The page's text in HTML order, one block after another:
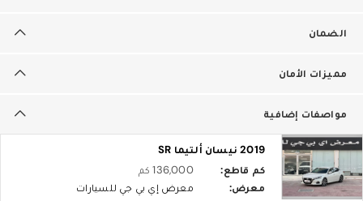
الضمان
مميزات الأمان
مواصفات إضافية
2019 نيسان ألتيما SR
كم قاطع:
136,000 كم
معرض:
معرض إي بي جي للسيارات